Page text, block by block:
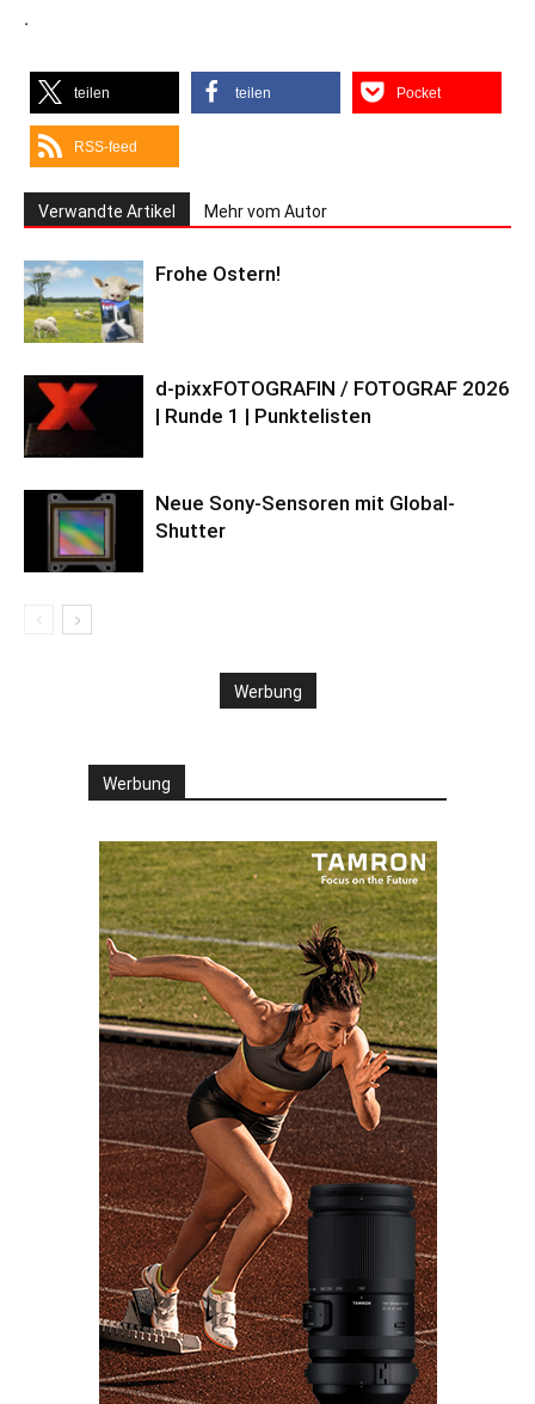
.
teilen teilen Pocket
RSS-feed
Verwandte Artikel Mehr vom Autor
Frohe Ostern!
d-pixxFOTOGRAFIN / FOTOGRAF 2026
| Runde 1 | Punktelisten
Neue Sony-Sensoren mit Global-
Shutter
Werbung
Werbung